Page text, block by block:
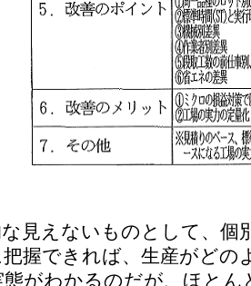
見えないものとして、個
把握できれば、生産がど
態がわかるのだが、ほと